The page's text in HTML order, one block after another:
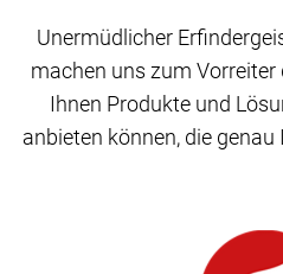
Unermüdlicher
machen uns zum
Ihnen Produkte und
anbieten können, die